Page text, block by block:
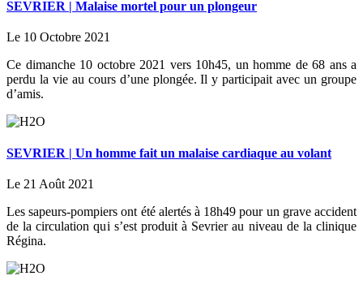
SEVRIER | Malaise mortel pour un plongeur
Le 10 Octobre 2021
Ce dimanche 10 octobre 2021 vers 10h45, un homme de 68 ans a
perdu la vie au cours d’une plongée. Il y participait avec un groupe
d’amis.
SEVRIER | Un homme fait un malaise cardiaque au volant
Le 21 Août 2021
Les sapeurs-pompiers ont été alertés à 18h49 pour un grave accident
de la circulation qui s’est produit à Sevrier au niveau de la clinique
Régina.